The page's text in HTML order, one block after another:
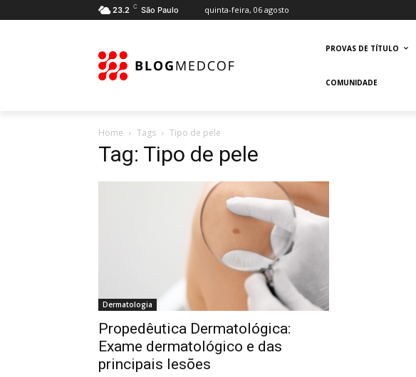
23.2 C São Paulo quinta-feira, 06 agosto
PROVAS DE TÍTULO
COMUNIDADE
Home Tags Tipo de pele
Tag: Tipo de pele
Dermatologia
Propedêutica Dermatológica:
Exame dermatológico e das
principais lesões